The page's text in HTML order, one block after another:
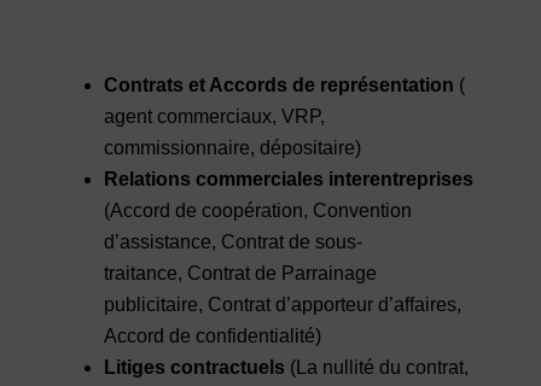
Contrats et Accords de représentation (
agent commerciaux, VRP,
commissionnaire, dépositaire)
Relations commerciales interentreprises
(Accord de coopération, Convention
d’assistance, Contrat de sous-
traitance, Contrat de Parrainage
publicitaire, Contrat d’apporteur d’affaires,
Accord de confidentialité)
Litiges contractuels (La nullité du contrat,